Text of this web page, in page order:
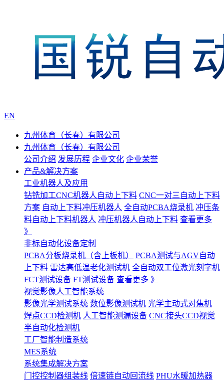
EN
九州体育（长春）有限公司
九州体育（长春）有限公司
公司介绍 发展历程 企业文化 企业荣誉
产品&解决方案
工业机器人及应用
钻铣加工CNC机器人自动上下料 CNC一对三自动上下料
方案 自动上下料冲压机器人 全自动PCBA烧录机 冲压条
料自动上下料机器人 冲压机器人自动上下料 查看更多
》
非标自动化设备定制
PCBA分板烧录机（含上板机）
PCBA测试与AGV自动
上下料 雷达高低温老化测试机 全自动双工位激光刻字机
FCT测试设备 FT测试设备 查看更多 》
视觉影像人工智能系统
影像光学测试系统 数位影像测试机 光学主动式对焦机
焊点CCD检测机 人工智能测漏设备 CNC接头CCD视觉
半自动化检测机
工厂智能制造系统
MES系统
系统集成解决方案
门控控制器组装线 倍速链自动回流线 PHU水暖加热器